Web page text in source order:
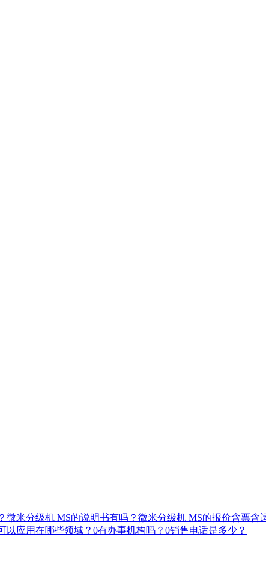
微米分级机 MS的说明书有吗？ 微米分级机 MS的报价含票含
以应用在哪些领域？ 0有办事机构吗？ 0销售电话是多少？